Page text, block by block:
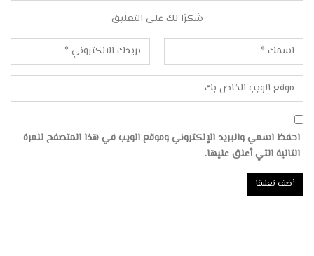
شكرًا لك على التعليق
احفظ اسمي والبريد الإلكتروني وموقع الويب في هذا المتصفح للمرة
التالية التي أعلق عليها.